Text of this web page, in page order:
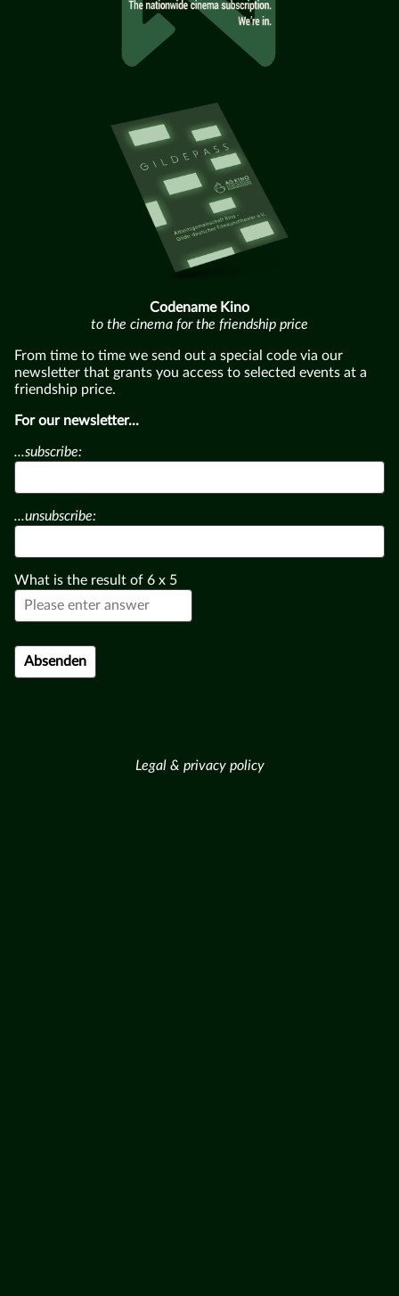
Codename Kino
to the cinema for the friendship price
From time to time we send out a special code via our
newsletter that grants you access to selected events at a
friendship price.
For our newsletter...
...subscribe:
...unsubscribe:
What is the result of 6 x 5
Legal & privacy policy